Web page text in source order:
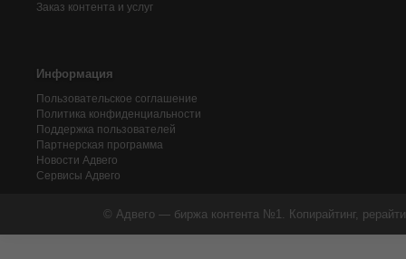
Заказ контента и услуг
Информация
Пользовательское соглашение
Политика конфиденциальности
Поддержка пользователей
Партнерская программа
Новости Адвего
Сервисы Адвего
© Адвего — биржа контента №1. Копирайтинг,